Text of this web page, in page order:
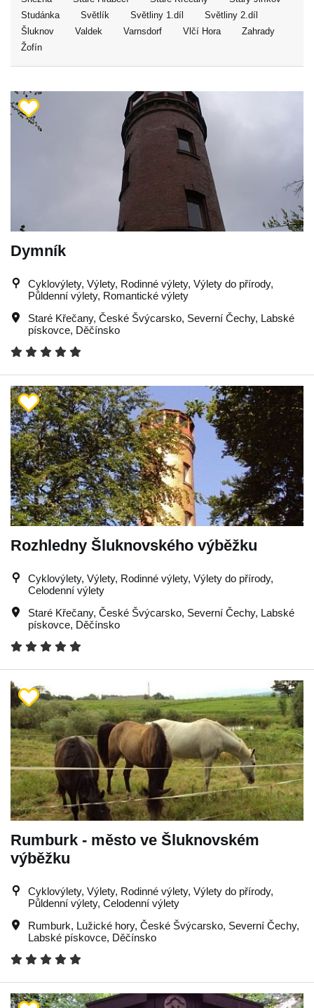
Studánka
Světlík Světliny 1.díl
Světliny 2.díl
Šluknov
Valdek Varnsdorf Vlčí Hora
Zahrady
Žofín
Dymník
Cyklovýlety, Výlety, Rodinné výlety, Výlety do přírody,
Půldenní výlety, Romantické výlety
Staré Křečany, České Švýcarsko, Severní Čechy, Labské
pískovce, Děčínsko
Rozhledny Šluknovského výběžku
Cyklovýlety, Výlety, Rodinné výlety, Výlety do přírody,
Celodenní výlety
Staré Křečany, České Švýcarsko, Severní Čechy, Labské
pískovce, Děčínsko
Rumburk - město ve Šluknovském
výběžku
Cyklovýlety, Výlety, Rodinné výlety, Výlety do přírody,
Půldenní výlety, Celodenní výlety
Rumburk, Lužické hory, České Švýcarsko, Severní Čechy,
Labské pískovce, Děčínsko